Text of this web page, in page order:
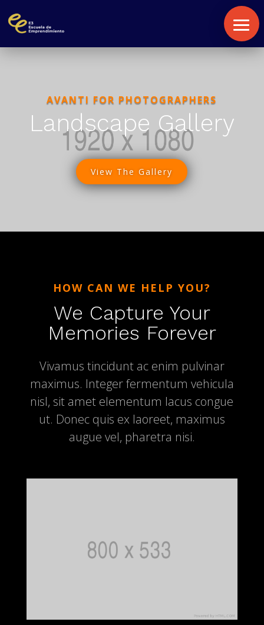
Inici
Comunitat
AVANTI FOR PHOTOGRAPHERS
Landscape Gallery
View The Gallery
HOW CAN WE HELP YOU?
We Capture Your
Memories Forever
Vivamus tincidunt ac enim pulvinar
maximus. Integer fermentum vehicula
nisl, sit amet elementum lacus congue
ut. Donec quis ex laoreet, maximus
augue vel, pharetra nisi.